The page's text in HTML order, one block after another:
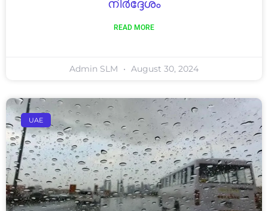
നിർദ്ദേശം
READ MORE
Admin SLM August 30, 2024
UAE